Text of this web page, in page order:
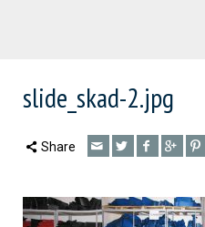
slide_skad-2.jpg
Share